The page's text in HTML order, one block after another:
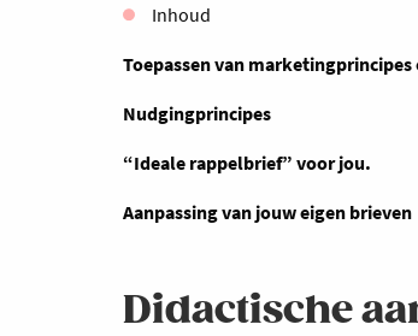
Inhoud
Toepassen van marketingprincipes
Nudgingprincipes
“Ideale rappelbrief” voor jou.
Aanpassing van jouw eigen brieven
Didactische